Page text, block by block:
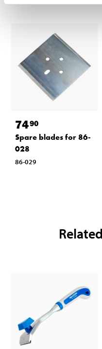
7490
Spare blades for 86-
028
86-029